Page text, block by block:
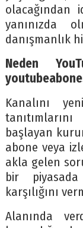
olacağından
yanınızda
danışmanlık
Neden
Kanalını
başlayan
abone veya
akla gelen
bir
karşılığını
Alanında